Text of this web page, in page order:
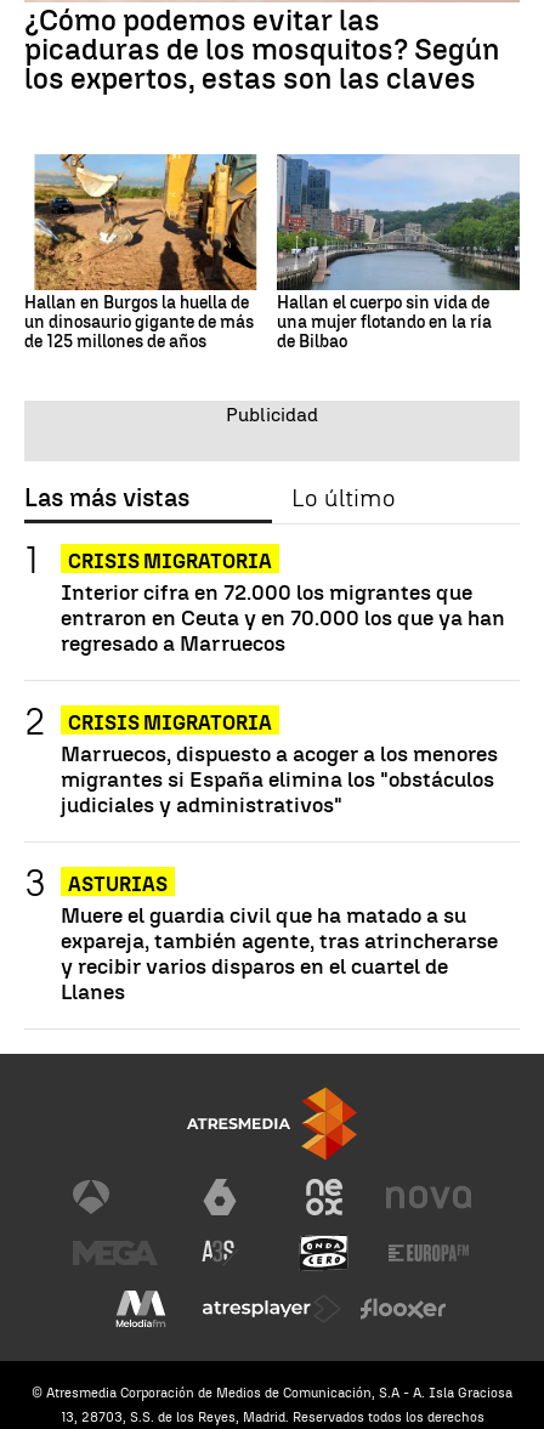
¿Cómo podemos evitar las
picaduras de los mosquitos? Según
los expertos, estas son las claves
Hallan en Burgos la huella de
un dinosaurio gigante de más
de 125 millones de años
Hallan el cuerpo sin vida de
una mujer flotando en la ría
de Bilbao
Las más vistas Lo último
CRISIS MIGRATORIA
Interior cifra en 72.000 los migrantes que
entraron en Ceuta y en 70.000 los que ya han
regresado a Marruecos
CRISIS MIGRATORIA
Marruecos, dispuesto a acoger a los menores
migrantes si España elimina los "obstáculos
judiciales y administrativos"
ASTURIAS
Muere el guardia civil que ha matado a su
expareja, también agente, tras atrincherarse
y recibir varios disparos en el cuartel de
Llanes
© Atresmedia Corporación de Medios de Comunicación, S.A - A. Isla Graciosa
13, 28703, S.S. de los Reyes, Madrid. Reservados todos los derechos